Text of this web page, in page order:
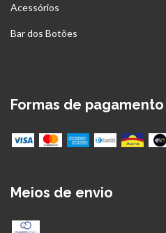
Acessórios
Bar dos Botões
Formas de pagamento
Meios de envio